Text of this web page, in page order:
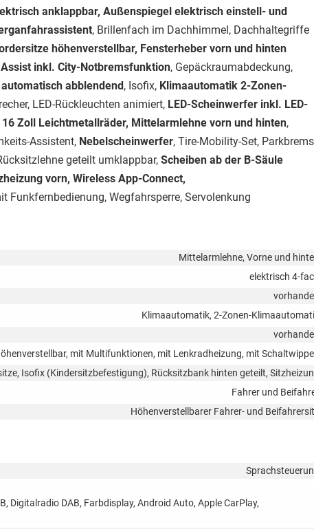
anklappbar, Außenspiegel elektrisch einstell- und
, Brillenfach im Dachhimmel, Dachhaltegriffe
höhenverstellbar, Fensterheber vorn und hinten
inkl. City-Notbremsfunktion, Gepäckraumabdeckung,
abblendend, Isofix, Klimaautomatik 2-Zonen-
LED-Rückleuchten animiert, LED-Scheinwerfer inkl. LED-
Zoll Leichtmetallräder, Mittelarmlehne vorn und hinten,
Assistent, Nebelscheinwerfer, Tire-Mobility-Set,
geteilt umklappbar, Scheiben ab der B-Säule
vorn, Wireless App-Connect,
Funkfernbedienung, Wegfahrsperre, Servolenkung
Mittelarmlehne, Vorne und
elektrisch 4-
Klimaautomatik, 2-Zonen-
mit Multifunktionen, mit Lenkradheizung, mit
Isofix (Kindersitzbefestigung), Rücksitzbank hinten geteilt,
Fahrer und
Höhenverstellbarer Fahrer- und
Digitalradio DAB, Farbdisplay, Android Auto, Apple CarPlay,